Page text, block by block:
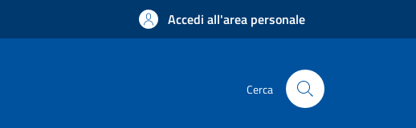
Accedi all'area personale
Cerca